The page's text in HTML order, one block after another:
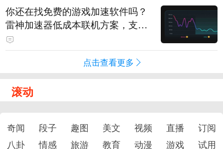
你还在找免费的游戏加速软件吗？
雷神加速器低成本联机方案，支持
免费试用
点击查看更多
滚动
奇闻 段子 趣图 美文 视频 直播
订阅
八卦
情感 旅游 教育 动漫 游戏 试用